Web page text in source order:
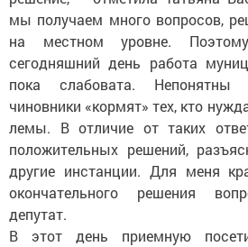
мы получаем много вопросов,
на местном уровне.
сегодняшний день работа
пока слабовата. Непонятны
чиновники «кормят» тех, кто
лемы. В отличие от таких
положительных решений,
другие инстанции. Для меня
окончательного решения
депутат.
В этот день приемную